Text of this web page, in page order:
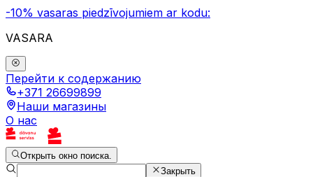
-10% vasaras piedzīvojumiem ar kodu:
VASARA
Перейти к содержанию
+371 26699899
Наши магазины
О нас
Открыть окно поиска.
Закрыть